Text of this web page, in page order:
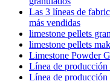
Las 3 líneas de
más vendidas
limestone pellets
limestone pellets
Limestone Powder
Línea de
Línea de